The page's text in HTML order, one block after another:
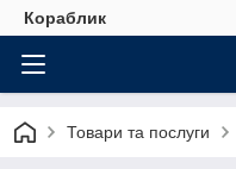
Кораблик
Товари та послуги